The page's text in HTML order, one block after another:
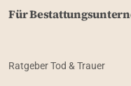
Für
Ratgeber Tod & Trauer